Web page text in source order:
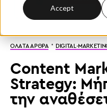
Accept
ΟΛΑ ΤΑ ΑΡΘΡΑ· DIGITAL-
Content
Strategy:
την